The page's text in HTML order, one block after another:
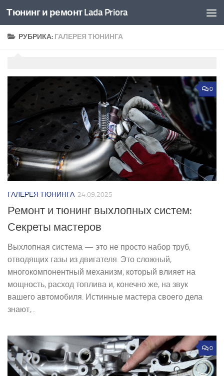
Перейти к содержимому
Тюнинг и ремонт Lada Priora
РУБРИКА: ГАЛЕРЕЯ ТЮНИНГА
0
ГАЛЕРЕЯ ТЮНИНГА 24.09.2025
Ремонт и тюнинг выхлопных систем:
Секреты мастеров
Выхлопная система — это не просто набор труб,
отводящих газы из двигателя. Это сложный,
многокомпонентный механизм, который влияет на
мощность, расход топлива и, конечно же, на звук
вашего автомобиля. Истинные мастера своего дела
знают,...
0